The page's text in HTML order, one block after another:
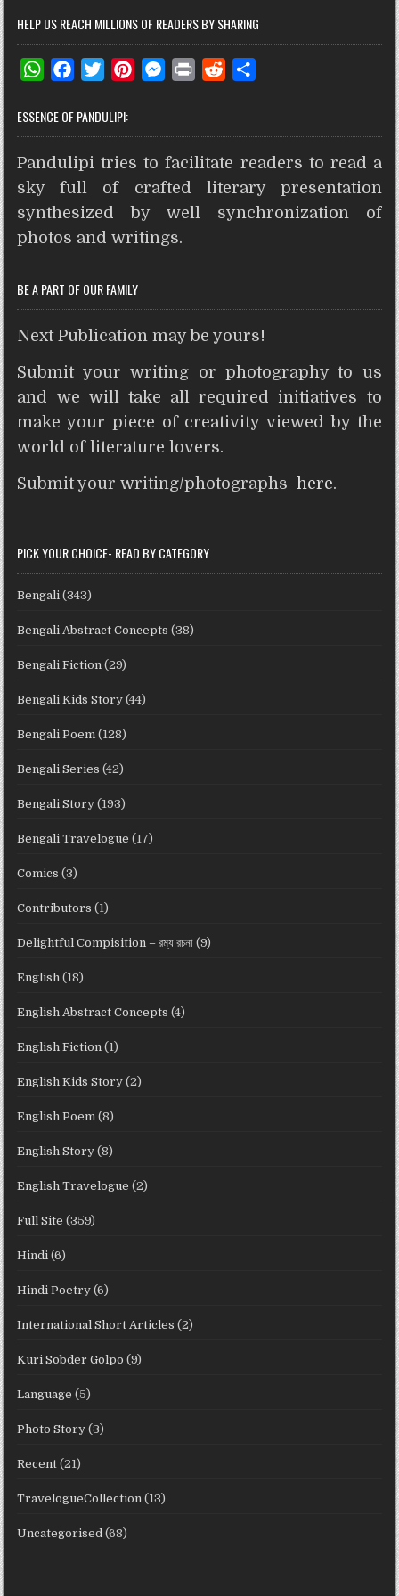
HELP US REACH MILLIONS OF READERS BY SHARING
W
a
t
s
A
p
p
c
e
b
o
o
k
T
i
t
t
e
r
t
e
r
e
s
M
s
e
n
g
e
n
t
d
i
t
r
e
ESSENCE OF PANDULIPI:
Pandulipi tries to facilitate readers to read a
sky full of crafted literary presentation
synthesized by well synchronization of
photos and writings.
BE A PART OF OUR FAMILY
Next Publication may be yours!
Submit your writing or photography to us
and we will take all required initiatives to
make your piece of creativity viewed by the
world of literature lovers.
Submit your writing/photographshere.
PICK YOUR CHOICE- READ BY CATEGORY
Bengali (343)
Bengali Abstract Concepts (38)
Bengali Fiction (29)
Bengali Kids Story (44)
Bengali Poem (128)
Bengali Series (42)
Bengali Story (193)
Bengali Travelogue (17)
Comics (3)
Contributors (1)
Delightful Compisition – রম্য রচনা (9)
English (18)
English Abstract Concepts (4)
English Fiction (1)
English Kids Story (2)
English Poem (8)
English Story (8)
English Travelogue (2)
Full Site (359)
Hindi (6)
Hindi Poetry (6)
International Short Articles (2)
Kuri Sobder Golpo (9)
Language (5)
Photo Story (3)
Recent (21)
TravelogueCollection (13)
Uncategorised (68)